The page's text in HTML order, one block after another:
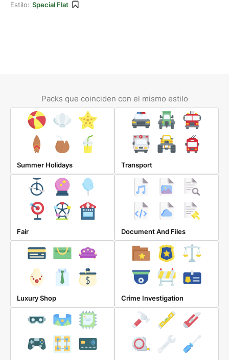
Estilo: Special Flat
Packs que coinciden con el mismo estilo
Summer Holidays Transport
Fair Document And Files
Luxury Shop Crime Investigation